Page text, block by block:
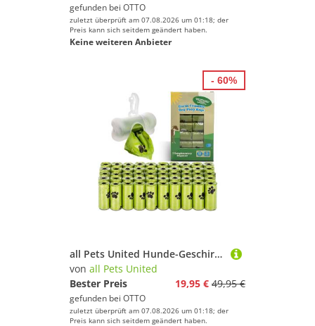
gefunden bei OTTO
zuletzt überprüft am 07.08.2026 um 01:18; der
Preis kann sich seitdem geändert haben.
Keine weiteren Anbieter
all Pets United Hunde-Geschirr ALL PETS UNITED Hundekotbeutel 100% biologisch und Kompostierbare, Kompostierbare Kotbeutel, Biologisch abbaubare Hundebeutel
von all Pets United
Bester Preis
19,95 € 49,95 €
gefunden bei OTTO
zuletzt überprüft am 07.08.2026 um 01:18; der
Preis kann sich seitdem geändert haben.
- 60%